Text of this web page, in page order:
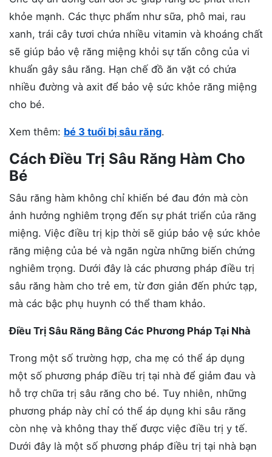
khỏe mạnh. Các thực phẩm như sữa, phô mai, rau
xanh, trái cây tươi chứa nhiều vitamin và khoáng chất
sẽ giúp bảo vệ răng miệng khỏi sự tấn công của vi
khuẩn gây sâu răng. Hạn chế đồ ăn vặt có chứa
nhiều đường và axit để bảo vệ sức khỏe răng miệng
cho bé.
Xem thêm: bé 3 tuổi bị sâu răng.
Cách Điều Trị Sâu Răng Hàm Cho
Bé
Sâu răng hàm không chỉ khiến bé đau đớn mà còn
ảnh hưởng nghiêm trọng đến sự phát triển của răng
miệng. Việc điều trị kịp thời sẽ giúp bảo vệ sức khỏe
răng miệng của bé và ngăn ngừa những biến chứng
nghiêm trọng. Dưới đây là các phương pháp điều trị
sâu răng hàm cho trẻ em, từ đơn giản đến phức tạp,
mà các bậc phụ huynh có thể tham khảo.
Điều Trị Sâu Răng Bằng Các Phương Pháp Tại Nhà
Trong một số trường hợp, cha mẹ có thể áp dụng
một số phương pháp điều trị tại nhà để giảm đau và
hỗ trợ chữa trị sâu răng cho bé. Tuy nhiên, những
phương pháp này chỉ có thể áp dụng khi sâu răng
còn nhẹ và không thay thế được việc điều trị y tế.
Dưới đây là một số phương pháp điều trị tại nhà bạn